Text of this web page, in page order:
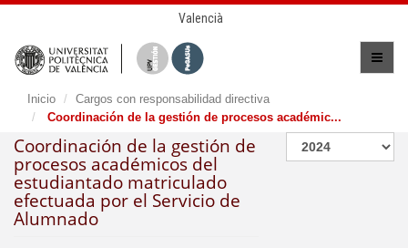
Valencià
Inicio
Cargos con responsabilidad directiva
Coordinación de la gestión de procesos académic...
Coordinación de la gestión de
procesos académicos del
estudiantado matriculado
efectuada por el Servicio de
Alumnado